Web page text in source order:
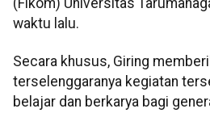
waktu lalu.
Secara khusus, Giring
terselenggaranya kegiatan
belajar dan berkarya bagi